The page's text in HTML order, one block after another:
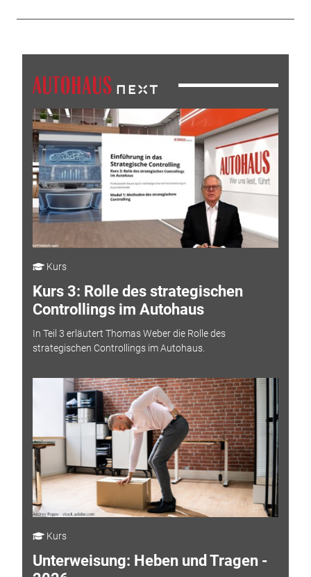
Kurs
Kurs 3: Rolle des strategischen
Controllings im Autohaus
In Teil 3 erläutert Thomas Weber die Rolle des
strategischen Controllings im Autohaus.
Kurs
Unterweisung: Heben und Tragen -